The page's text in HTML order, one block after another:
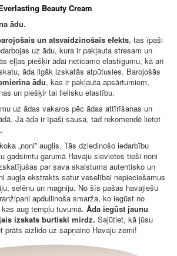
Beauty Cream
ādu.
un atsvaidzinošais efekts, tas īpaši
uz ādu, kura ir pakļauta stresam un
eļļas piešķir ādai neticamo elastīgumu, kā arī
āda ilgāk izskatās atpūtusies. Barojošās
ādu, kas ir pakļauta apsārtumiem,
un piešķir tai lielisku elastību.
uz ādas vakaros pēc ādas attīrīšanas un
Ja āda ir īpaši sausa, tad rekomendē lietot
„noni” auglis. Tās dziedinošo iedarbību
gadsimtu garumā Havaju sievietes tieši noni
par sava skaistuma autentisko un
augļa ekstrakts satur veselībai nepieciešamus
selēnu un magniju. No šīs pašas havajiešu
apdullinoša smarža, ko iegūst no
aug tempļu tuvumā. Āda iegūst jaunu
izskats burtiski mirdz. Sajūtiet, kā jūsu
prāts aizlido uz sapņaino Havaju zemi!